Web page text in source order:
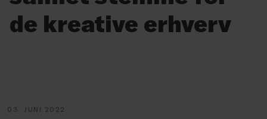
de kreative erhverv
03. JUNI 2022